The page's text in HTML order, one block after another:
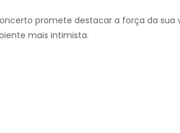
promete destacar a força da sua
mais intimista.